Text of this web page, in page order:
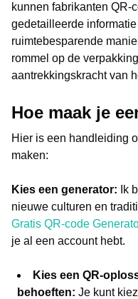
kunnen fabrikanten QR-
gedetailleerde
ruimtebesparende
rommel op de
aantrekkingskracht van
Hoe maak je
Hier is een handleiding
maken:
Kies een generator:
Ik
nieuwe culturen en
Gratis QR-code
je al een account hebt.
Kies een QR-
behoeften: Je kunt